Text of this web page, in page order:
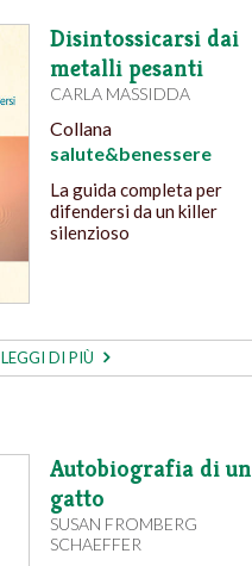
Disintossicarsi dai
metalli pesanti
CARLA MASSIDDA
Collana
salute&benessere
La guida completa per
difendersi da un killer
silenzioso
LEGGI DI PIÙ
Autobiografia di un
gatto
SUSAN FROMBERG
SCHAEFFER